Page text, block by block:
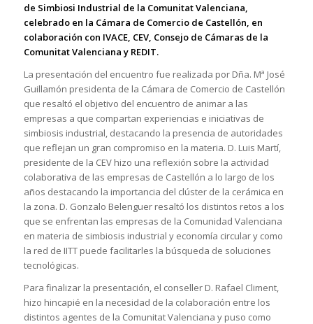
de Simbiosi Industrial de la Comunitat Valenciana,
celebrado en la Cámara de Comercio de Castellón, en
colaboración con IVACE, CEV, Consejo de Cámaras de la
Comunitat Valenciana y REDIT.
La presentación del encuentro fue realizada por Dña. Mª José
Guillamón presidenta de la Cámara de Comercio de Castellón
que resaltó el objetivo del encuentro de animar a las
empresas a que compartan experiencias e iniciativas de
simbiosis industrial, destacando la presencia de autoridades
que reflejan un gran compromiso en la materia. D. Luis Martí,
presidente de la CEV hizo una reflexión sobre la actividad
colaborativa de las empresas de Castellón a lo largo de los
años destacando la importancia del clúster de la cerámica en
la zona. D. Gonzalo Belenguer resaltó los distintos retos a los
que se enfrentan las empresas de la Comunidad Valenciana
en materia de simbiosis industrial y economía circular y como
la red de IITT puede facilitarles la búsqueda de soluciones
tecnológicas.
Para finalizar la presentación, el conseller D. Rafael Climent,
hizo hincapié en la necesidad de la colaboración entre los
distintos agentes de la Comunitat Valenciana y puso como